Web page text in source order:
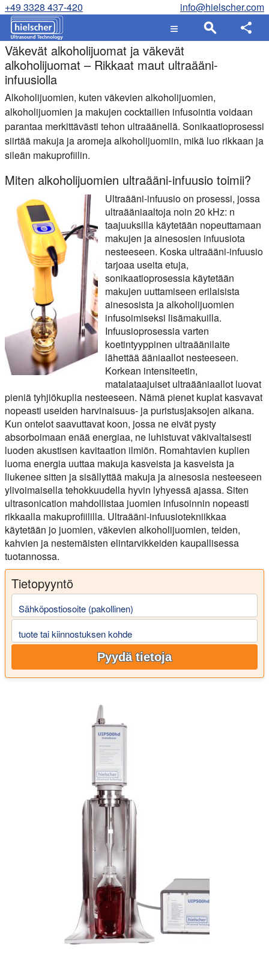
+49 3328 437-420 info@hielscher.com
Väkevät alkoholijuomat ja väkevät
alkoholijuomat – Rikkaat maut ultraääni-
infuusiolla
Alkoholijuomien, kuten väkevien alkoholijuomien,
alkoholijuomien ja makujen cocktailien infusointia voidaan
parantaa merkittävästi tehon ultraäänellä. Sonikaatioprosessi
siirtää makuja ja aromeja alkoholijuomiin, mikä luo rikkaan ja
sileän makuprofiilin.
Miten alkoholijuomien ultraääni-infuusio toimii?
Ultraääni-infuusio on prosessi, jossa
ultraääniaaltoja noin 20 kHz: n
taajuuksilla käytetään nopeuttamaan
makujen ja ainesosien infuusiota
nesteeseen. Koska ultraääni-infuusio
tarjoaa useita etuja,
sonikaatioprosessia käytetään
makujen uuttamiseen erilaisista
ainesosista ja alkoholijuomien
infusoimiseksi lisämakuilla.
Infuusioprosessia varten
koetintyyppinen ultraäänilaite
lähettää ääniaallot nesteeseen.
Korkean intensiteetin,
matalataajuiset ultraääniaallot luovat
pieniä tyhjiökuplia nesteeseen. Nämä pienet kuplat kasvavat
nopeasti useiden harvinaisuus- ja puristusjaksojen aikana.
Kun ontelot saavuttavat koon, jossa ne eivät pysty
absorboimaan enää energiaa, ne luhistuvat väkivaltaisesti
luoden akustisen kavitaation ilmiön. Romahtavien kuplien
luoma energia uuttaa makuja kasveista ja kasveista ja
liukenee sitten ja sisällyttää makuja ja ainesosia nesteeseen
ylivoimaisella tehokkuudella hyvin lyhyessä ajassa. Siten
ultrasonication mahdollistaa juomien infusoinnin nopeasti
rikkaalla makuprofiililla. Ultraääni-infuusiotekniikkaa
käytetään jo juomien, väkevien alkoholijuomien, teiden,
kahvien ja nestemäisten elintarvikkeiden kaupallisessa
tuotannossa.
Tietopyyntö
Sähköpostiosoite (pakollinen)
tuote tai kiinnostuksen kohde
Pyydä tietoja